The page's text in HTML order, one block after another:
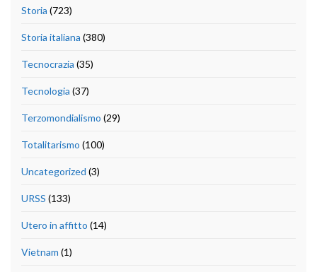
Storia (723)
Storia italiana (380)
Tecnocrazia (35)
Tecnologia (37)
Terzomondialismo (29)
Totalitarismo (100)
Uncategorized (3)
URSS (133)
Utero in affitto (14)
Vietnam (1)